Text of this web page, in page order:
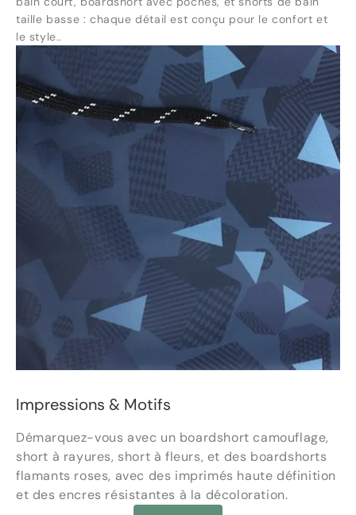
taille basse : chaque détail est conçu pour le confort et
le style..
Impressions & Motifs
Démarquez-vous avec un boardshort camouflage,
short à rayures, short à fleurs, et des boardshorts
flamants roses, avec des imprimés haute définition
et des encres résistantes à la décoloration.